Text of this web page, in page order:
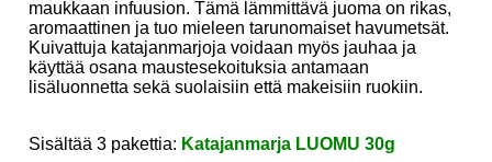
maukkaan infuusion. Tämä lämmittävä juoma on rikas,
aromaattinen ja tuo mieleen tarunomaiset havumetsät.
Kuivattuja katajanmarjoja voidaan myös jauhaa ja
käyttää osana maustesekoituksia antamaan
lisäluonnetta sekä suolaisiin että makeisiin ruokiin.
Sisältää 3 pakettia: Katajanmarja LUOMU 30g